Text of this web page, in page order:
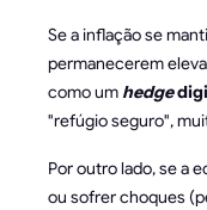
Se a inflação se
permanecerem
como um hedge
"refúgio seguro",
Por outro lado, se a
ou sofrer choques